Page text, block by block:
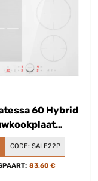
60 Hybrid
4 zones
CODE: SALE22P
83,60 €